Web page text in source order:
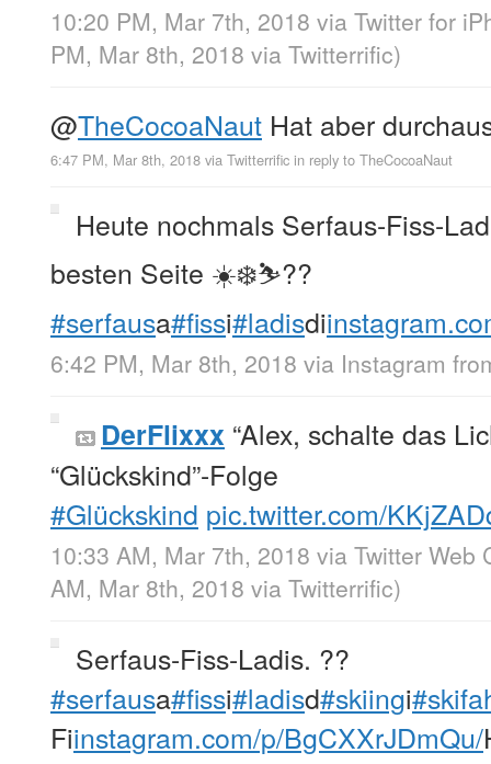
10:20 PM, Mar 7th, 2018 via Twitter for
PM, Mar 8th, 2018 via Twitterrific)
@TheCocoaNaut Hat aber
6:47 PM, Mar 8th, 2018 via Twitterrific in reply to TheCocoaNaut
Heute nochmals Serfaus-Fiss-
besten Seite ☀️❄️⛷??
#serfausa#fissi#ladisdi
6:42 PM, Mar 8th, 2018 via Instagram
DerFlixxx “Alex, schalte das
“Glückskind”-Folge
#Glückskind pic.twitter.com/
10:33 AM, Mar 7th, 2018 via Twitter Web
AM, Mar 8th, 2018 via Twitterrific)
Serfaus-Fiss-Ladis. ??
#serfausa#fissi#ladisd#skiingi
Fiinstagram.com/p/BgCXXrJDmQu/